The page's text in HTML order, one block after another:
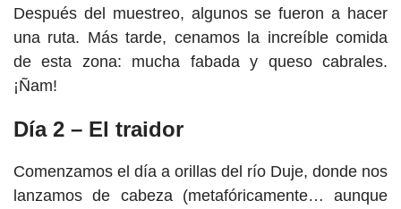
Después del muestreo, algunos se fueron a hacer
una ruta. Más tarde, cenamos la increíble comida
de esta zona: mucha fabada y queso cabrales.
¡Ñam!
Día 2 – El traidor
Comenzamos el día a orillas del río Duje, donde nos
lanzamos de cabeza (metafóricamente… aunque